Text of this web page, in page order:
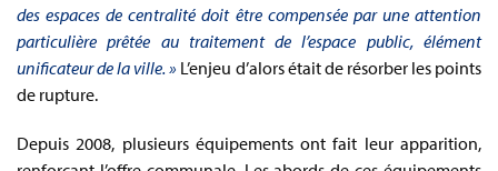
des espaces de centralité doit être compensée par une attention
particulière prêtée au traitement de l’espace public, élément
unificateur de la ville. » L’enjeu d’alors était de résorber les points
de rupture.
Depuis 2008, plusieurs équipements ont fait leur apparition,